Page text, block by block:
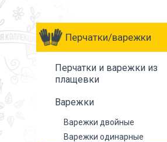
Перчатки/варежки
Перчатки и варежки из
плащевки
Варежки
Варежки двойные
Варежки одинарные